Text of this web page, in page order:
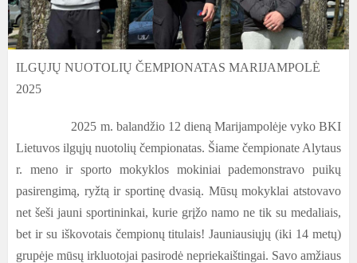
ILGŲJŲ NUOTOLIŲ ČEMPIONATAS MARIJAMPOLĖ
2025
2025 m. balandžio 12 dieną Marijampolėje vyko BKI
Lietuvos ilgųjų nuotolių čempionatas. Šiame čempionate Alytaus
r. meno ir sporto mokyklos mokiniai pademonstravo puikų
pasirengimą, ryžtą ir sportinę dvasią. Mūsų mokyklai atstovavo
net šeši jauni sportininkai, kurie grįžo namo ne tik su medaliais,
bet ir su iškovotais čempionų titulais! Jauniausiųjų (iki 14 metų)
grupėje mūsų irkluotojai pasirodė nepriekaištingai. Savo amžiaus